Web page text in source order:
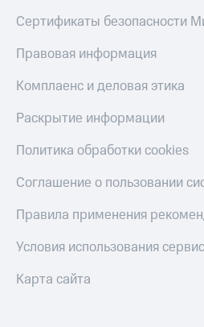
Сертификаты безопасности
Правовая информация
Комплаенс и деловая этика
Раскрытие информации
Политика обработки cookies
Соглашение о пользовании
Правила применения
Условия использования
Карта сайта